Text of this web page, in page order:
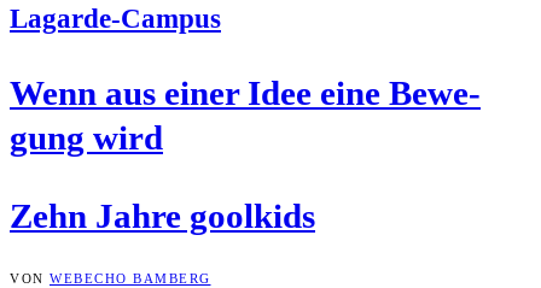
Lagarde-Campus
Wenn aus einer Idee eine Bewe­
gung wird
Zehn Jah­re goolkids
VON WEBECHO BAMBERG